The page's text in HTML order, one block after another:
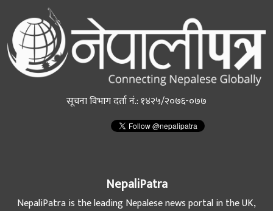
सूचना विभाग दर्ता नं.: १४२५/२०७६-०७७
NepaliPatra
NepaliPatra is the leading Nepalese news portal in the UK,